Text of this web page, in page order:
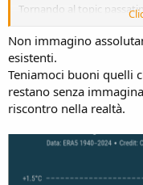
Tornando al topic
si vede nulla all’orizzonte.
Non immagino
esistenti.
Teniamoci buoni quelli
restano senza
riscontro nella realtà.